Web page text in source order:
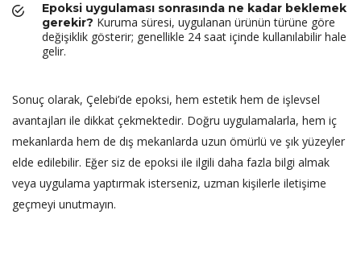
Epoksi uygulaması sonrasında ne kadar beklemek
gerekir? Kuruma süresi, uygulanan ürünün türüne göre
değişiklik gösterir; genellikle 24 saat içinde kullanılabilir hale
gelir.
Sonuç olarak, Çelebi’de epoksi, hem estetik hem de işlevsel
avantajları ile dikkat çekmektedir. Doğru uygulamalarla, hem iç
mekanlarda hem de dış mekanlarda uzun ömürlü ve şık yüzeyler
elde edilebilir. Eğer siz de epoksi ile ilgili daha fazla bilgi almak
veya uygulama yaptırmak isterseniz, uzman kişilerle iletişime
geçmeyi unutmayın.